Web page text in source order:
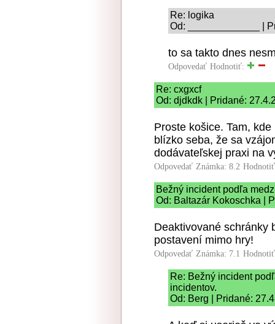
Re: logika
Od: _____________ |
to sa takto dnes
Odpovedať Hodnotiť:
Re: cxgxcf
Od: djdkdk | Pridané:
Proste košice. Tam,
blízko seba, že sa
dodávateľskej praxi na
Odpovedať Známka: 8.2
Bežný incident podľa
Od: Baltazár Kokoschka |
Deaktivované schránky
postavení mimo hry!
Odpovedať Známka: 7.1
Re: Bežný incident
incidentov.
Od: Berg | Pridané: